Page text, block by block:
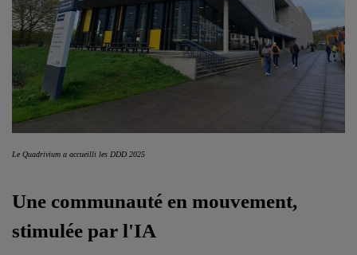
Le Quadrivium a accueilli les DDD 2025
Une communauté en mouvement,
stimulée par l'IA